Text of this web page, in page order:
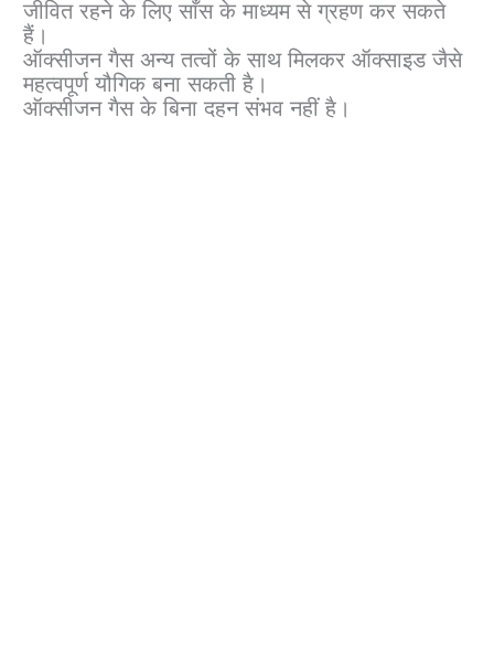
जीवित रहने के लिए साँस के माध्यम से ग्रहण कर सकते
हैं।
ऑक्सीजन गैस अन्य तत्वों के साथ मिलकर ऑक्साइड जैसे
महत्वपूर्ण यौगिक बना सकती है।
ऑक्सीजन गैस के बिना दहन संभव नहीं है।